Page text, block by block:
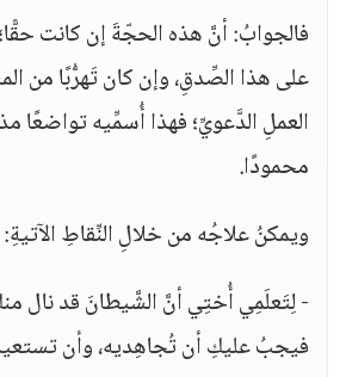
فالجوابُ: أنَّ هذه الحجّةَ إن كانت
على هذا الصِّدقِ، وإن كان تَهرُّبًا من
العملِ الدَّعويِّ؛ فهذا أُسمِّيه تواضعًا
محمودًا.
ويمكنُ علاجُه من خلالِ النِّقاطِ الآتيةِ:
- لِتَعلَمِي أُختِي أنَّ الشَّيطانَ قد نال
فيجبُ عليكِ أن تُجاهِديه، وأن